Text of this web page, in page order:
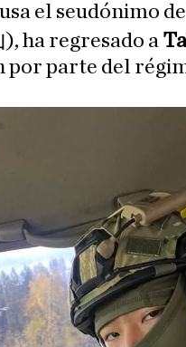
el seudónimo
ha regresado a
por parte del